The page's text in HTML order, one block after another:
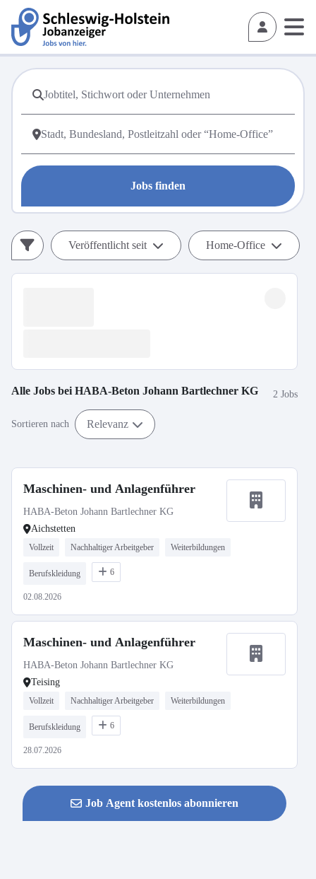
Jobs finden
Veröffentlicht seit Home-Office
Alle Jobs bei HABA-Beton Johann Bartlechner KG 2 Jobs
Sortieren nach Relevanz
Maschinen- und Anlagenführer
HABA-Beton Johann Bartlechner KG
Aichstetten
Vollzeit Nachhaltiger Arbeitgeber Weiterbildungen
Berufskleidung 6
02.08.2026
Maschinen- und Anlagenführer
HABA-Beton Johann Bartlechner KG
Teising
Vollzeit Nachhaltiger Arbeitgeber Weiterbildungen
Berufskleidung 6
28.07.2026
Job Agent kostenlos abonnieren